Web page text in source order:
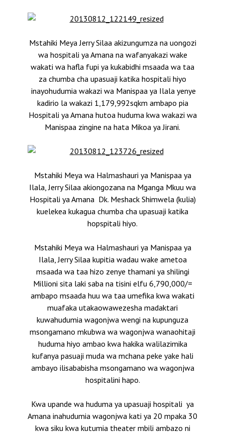
Mstahiki Meya Jerry Silaa akizungumza na uongozi
wa hospitali ya Amana na wafanyakazi wake
wakati wa hafla fupi ya kukabidhi msaada wa taa
za chumba cha upasuaji katika hospitali hiyo
inayohudumia wakazi wa Manispaa ya Ilala yenye
kadirio la wakazi 1,179,992sqkm ambapo pia
Hospitali ya Amana hutoa huduma kwa wakazi wa
Manispaa zingine na hata Mikoa ya Jirani.
Mstahiki Meya wa Halmashauri ya Manispaa ya
Ilala, Jerry Silaa akiongozana na Mganga Mkuu wa
Hospitali ya Amana Dk. Meshack Shimwela (kulia)
kuelekea kukagua chumba cha upasuaji katika
hopspitali hiyo.
Mstahiki Meya wa Halmashauri ya Manispaa ya
Ilala, Jerry Silaa kupitia wadau wake ametoa
msaada wa taa hizo zenye thamani ya shilingi
Millioni sita laki saba na tisini elfu 6,790,000/=
ambapo msaada huu wa taa umefika kwa wakati
muafaka utakaowawezesha madaktari
kuwahudumia wagonjwa wengi na kupunguza
msongamano mkubwa wa wagonjwa wanaohitaji
huduma hiyo ambao kwa hakika walilazimika
kufanya pasuaji muda wa mchana peke yake hali
ambayo ilisababisha msongamano wa wagonjwa
hospitalini hapo.
Kwa upande wa huduma ya upasuaji hospitali ya
Amana inahudumia wagonjwa kati ya 20 mpaka 30
kwa siku kwa kutumia theater mbili ambazo ni